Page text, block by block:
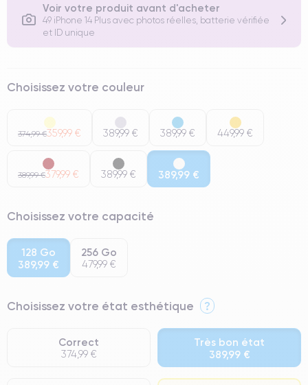
Voir votre produit avant d'acheter
49 iPhone 14 Plus avec photos réelles, batterie vérifiée
et ID unique
Choisissez votre couleur
374,99 €359,99 € 389,99 € 389,99 € 449,99 €
389,99 €379,99 € 389,99 € 389,99 €
Choisissez votre capacité
128 Go
389,99 €
256 Go
479,99 €
Choisissez votre état esthétique ?
Correct
374,99 €
Très bon état
389,99 €